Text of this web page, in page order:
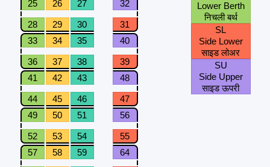
25
26 27 32
28 29 30
31
33
34 35 40
36 37 38
39
41
42 43 48
44 45 46
47
49
50 51 56
52 53 54
55
57
58 59 64
Lower Berth
निचली बर्थ
SL
Side Lower
साइड लोअर
SU
Side Upper
साइड ऊपरी